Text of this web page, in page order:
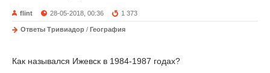
flint 28-05-2018, 00:36 1 373
Ответы Тривиадор / География
Как назывался Ижевск в 1984-1987 годах?